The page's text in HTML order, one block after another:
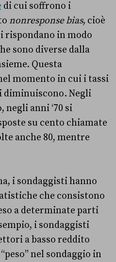
di cui soffrono i
nonresponse bias, cioè
rispondano in modo
sono diverse dalla
Questa
momento in cui i tassi
diminuiscono. Negli
negli anni ‘70 si
su cento chiamate
anche 80, mentre
i sondaggisti hanno
che consistono
a determinate parti
i sondaggisti
a basso reddito
nel sondaggio in